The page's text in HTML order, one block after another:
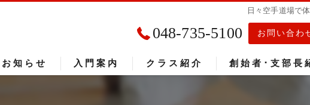
日々空手道場で
048-735-5100 お問い合わ
お知らせ 入門案内 クラス紹介 創始者･支部長